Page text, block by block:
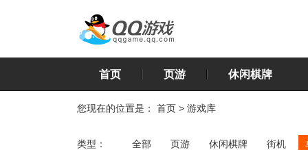
首页 页游 休闲棋牌
您现在的位置是： 首页 > 游戏库
类型： 全部 页游 休闲棋牌 街机